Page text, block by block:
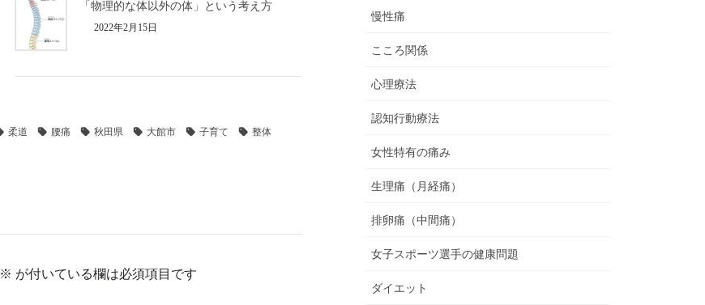
「物理的な体以外の体」という考え方
2022年2月15日
柔道 腰痛 秋田県 大館市 子育て
整体
※ が付いている欄は必須項目です
慢性痛
こころ関係
心理療法
認知行動療法
女性特有の痛み
生理痛（月経痛）
排卵痛（中間痛）
女子スポーツ選手の健康問題
ダイエット